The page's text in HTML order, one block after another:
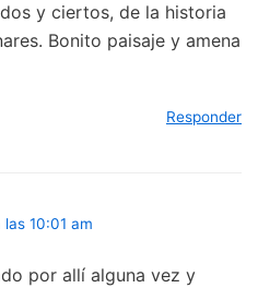
y ciertos, de la historia
Bonito paisaje y amena
Responder
10:01 am
por allí alguna vez y